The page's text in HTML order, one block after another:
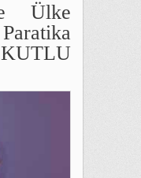
Ülke
KUTLU